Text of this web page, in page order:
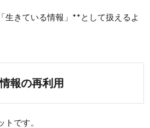
生きている情報」**として扱えるよ
報の再利用
です。